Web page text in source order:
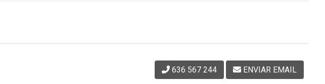
636 567 244 ENVIAR EMAIL